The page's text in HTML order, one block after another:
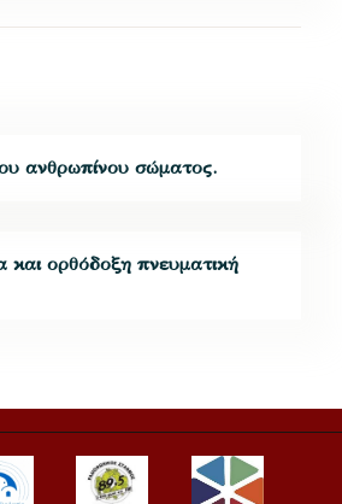
ανθρωπίνου σώματος.
και ορθόδοξη πνευματική